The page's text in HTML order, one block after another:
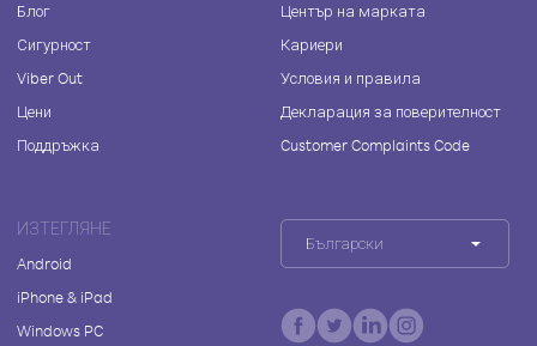
Блог
Сигурност
Viber Out
Цени
Поддръжка
Център на марката
Кариери
Условия и правила
Декларация за поверителност
Customer Complaints Code
ИЗТЕГЛЯНЕ
Android
iPhone & iPad
Windows PC
Български